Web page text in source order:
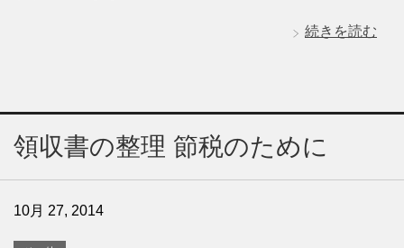
続きを読む
領収書の整理 節税のために
10月 27, 2014